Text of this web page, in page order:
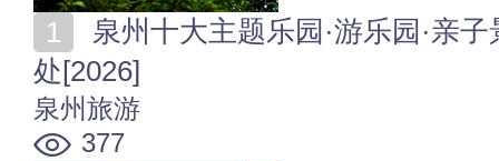
处[2026]
泉州旅游
377